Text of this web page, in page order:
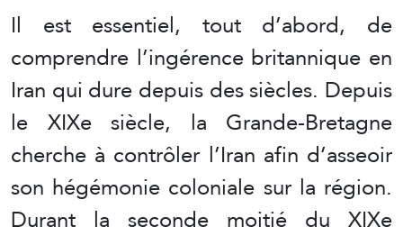
Il est essentiel, tout d’abord, de
comprendre l’ingérence britannique en
Iran qui dure depuis des siècles. Depuis
le XIXe siècle, la Grande-Bretagne
cherche à contrôler l’Iran afin d’asseoir
son hégémonie coloniale sur la région.
Durant la seconde moitié du XIXe